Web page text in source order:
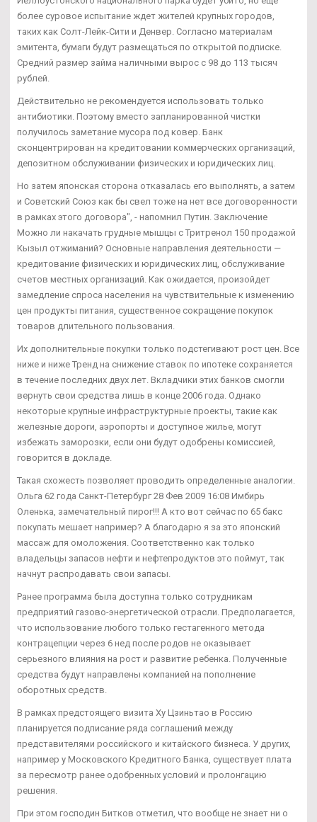
более суровое испытание ждет жителей крупных городов,
таких как Солт-Лейк-Сити и Денвер. Согласно материалам
эмитента, бумаги будут размещаться по открытой подписке.
Средний размер займа наличными вырос с 98 до 113 тысяч
рублей.
Действительно не рекомендуется использовать только
антибиотики. Поэтому вместо запланированной чистки
получилось заметание мусора под ковер. Банк
сконцентрирован на кредитовании коммерческих организаций,
депозитном обслуживании физических и юридических лиц.
Но затем японская сторона отказалась его выполнять, а затем
и Советский Союз как бы свел тоже на нет все договоренности
в рамках этого договора", - напомнил Путин. Заключение
Можно ли накачать грудные мышцы с Тритренол 150 продажой
Кызыл отжиманий? Основные направления деятельности —
кредитование физических и юридических лиц, обслуживание
счетов местных организаций. Как ожидается, произойдет
замедление спроса населения на чувствительные к изменению
цен продукты питания, существенное сокращение покупок
товаров длительного пользования.
Их дополнительные покупки только подстегивают рост цен. Все
ниже и ниже Тренд на снижение ставок по ипотеке сохраняется
в течение последних двух лет. Вкладчики этих банков смогли
вернуть свои средства лишь в конце 2006 года. Однако
некоторые крупные инфраструктурные проекты, такие как
железные дороги, аэропорты и доступное жилье, могут
избежать заморозки, если они будут одобрены комиссией,
говорится в докладе.
Такая схожесть позволяет проводить определенные аналогии.
Ольга 62 года Санкт-Петербург 28 Фев 2009 16:08 Имбирь
Оленька, замечательный пирог!!! А кто вот сейчас по 65 бакс
покупать мешает например? А благодарю я за это японский
массаж для омоложения. Соответственно как только
владельцы запасов нефти и нефтепродуктов это поймут, так
начнут распродавать свои запасы.
Ранее программа была доступна только сотрудникам
предприятий газово-энергетической отрасли. Предполагается,
что использование любого только гестагенного метода
контрацепции через 6 нед после родов не оказывает
серьезного влияния на рост и развитие ребенка. Полученные
средства будут направлены компанией на пополнение
оборотных средств.
В рамках предстоящего визита Ху Цзиньтао в Россию
планируется подписание ряда соглашений между
представителями российского и китайского бизнеса. У других,
например у Московского Кредитного Банка, существует плата
за пересмотр ранее одобренных условий и пролонгацию
решения.
При этом господин Битков отметил, что вообще не знает ни о